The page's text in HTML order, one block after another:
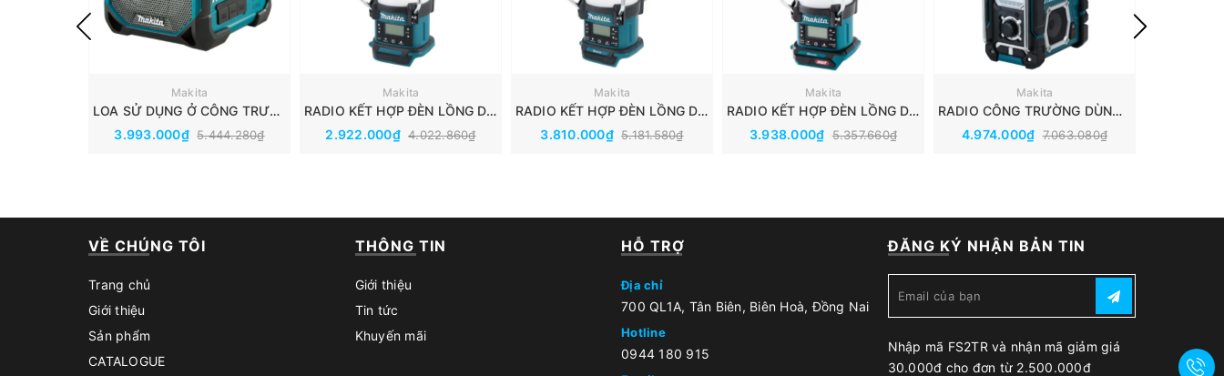
Makita
LOA SỬ DỤNG Ở CÔNG TRƯỜNG DÙNG PIN VÀ ĐIỆN(18V/14.4V/12V MAX/AC) MAKITA DMR203
3.993.000₫ 5.444.280₫
Makita
RADIO KẾT HỢP ĐÈN LỒNG DÙNG PIN (18V/14.4V) MAKITA DMR055
2.922.000₫ 4.022.860₫
Makita
RADIO KẾT HỢP ĐÈN LỒNG DÙNG PIN(18V/14.4V) MAKITA DMR057
3.810.000₫ 5.181.580₫
Makita
RADIO KẾT HỢP ĐÈN LỒNG DÙNG PIN(40V MAX) MAKITA MR010GZ
3.938.000₫ 5.357.660₫
Makita
RADIO CÔNG TRƯỜNG DÙNG PIN VÀ ĐIỆN(18V/14.4V/12V MAX/AC) MAKITA DMR108
4.974.000₫ 7.063.080₫
VỀ CHÚNG TÔI
Trang chủ
Giới thiệu
Sản phẩm
CATALOGUE
THÔNG TIN
Giới thiệu
Tin tức
Khuyến mãi
HỖ TRỢ
Địa chỉ
700 QL1A, Tân Biên, Biên Hoà, Đồng Nai
Hotline
0944 180 915
ĐĂNG KÝ NHẬN BẢN TIN
Nhập mã FS2TR và nhận mã giảm giá
30.000đ cho đơn từ 2.500.000đ